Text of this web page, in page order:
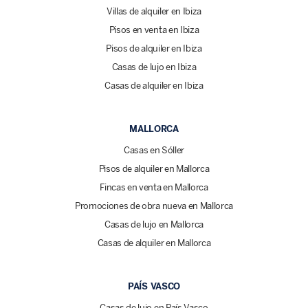
Villas de alquiler en Ibiza
Pisos en venta en Ibiza
Pisos de alquiler en Ibiza
Casas de lujo en Ibiza
Casas de alquiler en Ibiza
MALLORCA
Casas en Sóller
Pisos de alquiler en Mallorca
Fincas en venta en Mallorca
Promociones de obra nueva en Mallorca
Casas de lujo en Mallorca
Casas de alquiler en Mallorca
PAÍS VASCO